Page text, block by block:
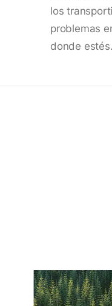
los
problemas
donde estés.